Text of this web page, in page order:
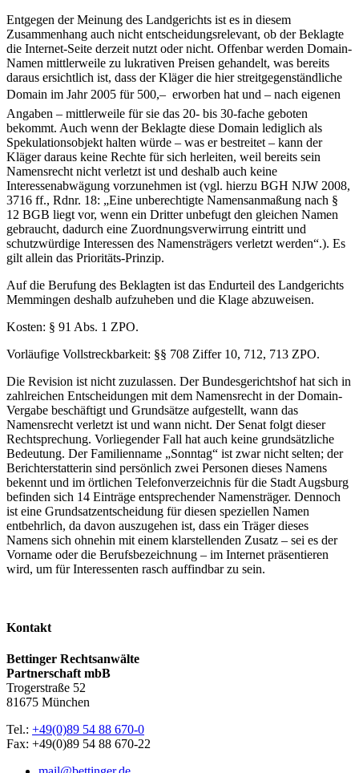
Entgegen der Meinung des Landgerichts ist es in diesem
Zusammenhang auch nicht entscheidungsrelevant, ob der Beklagte
die Internet-Seite derzeit nutzt oder nicht. Offenbar werden Domain-
Namen mittlerweile zu lukrativen Preisen gehandelt, was bereits
daraus ersichtlich ist, dass der Kläger die hier streitgegenständliche
Domain im Jahr 2005 für 500,–  erworben hat und – nach eigenen
Angaben – mittlerweile für sie das 20- bis 30-fache geboten
bekommt. Auch wenn der Beklagte diese Domain lediglich als
Spekulationsobjekt halten würde – was er bestreitet – kann der
Kläger daraus keine Rechte für sich herleiten, weil bereits sein
Namensrecht nicht verletzt ist und deshalb auch keine
Interessenabwägung vorzunehmen ist (vgl. hierzu BGH NJW 2008,
3716 ff., Rdnr. 18: „Eine unberechtigte Namensanmaßung nach §
12 BGB liegt vor, wenn ein Dritter unbefugt den gleichen Namen
gebraucht, dadurch eine Zuordnungsverwirrung eintritt und
schutzwürdige Interessen des Namensträgers verletzt werden“.). Es
gilt allein das Prioritäts-Prinzip.
Auf die Berufung des Beklagten ist das Endurteil des Landgerichts
Memmingen deshalb aufzuheben und die Klage abzuweisen.
Kosten: § 91 Abs. 1 ZPO.
Vorläufige Vollstreckbarkeit: §§ 708 Ziffer 10, 712, 713 ZPO.
Die Revision ist nicht zuzulassen. Der Bundesgerichtshof hat sich in
zahlreichen Entscheidungen mit dem Namensrecht in der Domain-
Vergabe beschäftigt und Grundsätze aufgestellt, wann das
Namensrecht verletzt ist und wann nicht. Der Senat folgt dieser
Rechtsprechung. Vorliegender Fall hat auch keine grundsätzliche
Bedeutung. Der Familienname „Sonntag“ ist zwar nicht selten; der
Berichterstatterin sind persönlich zwei Personen dieses Namens
bekennt und im örtlichen Telefonverzeichnis für die Stadt Augsburg
befinden sich 14 Einträge entsprechender Namensträger. Dennoch
ist eine Grundsatzentscheidung für diesen speziellen Namen
entbehrlich, da davon auszugehen ist, dass ein Träger dieses
Namens sich ohnehin mit einem klarstellenden Zusatz – sei es der
Vorname oder die Berufsbezeichnung – im Internet präsentieren
wird, um für Interessenten rasch auffindbar zu sein.
Kontakt
Bettinger Rechtsanwälte
Partnerschaft mbB
Trogerstraße 52
81675 München
Tel.: +49(0)89 54 88 670-0
Fax: +49(0)89 54 88 670-22